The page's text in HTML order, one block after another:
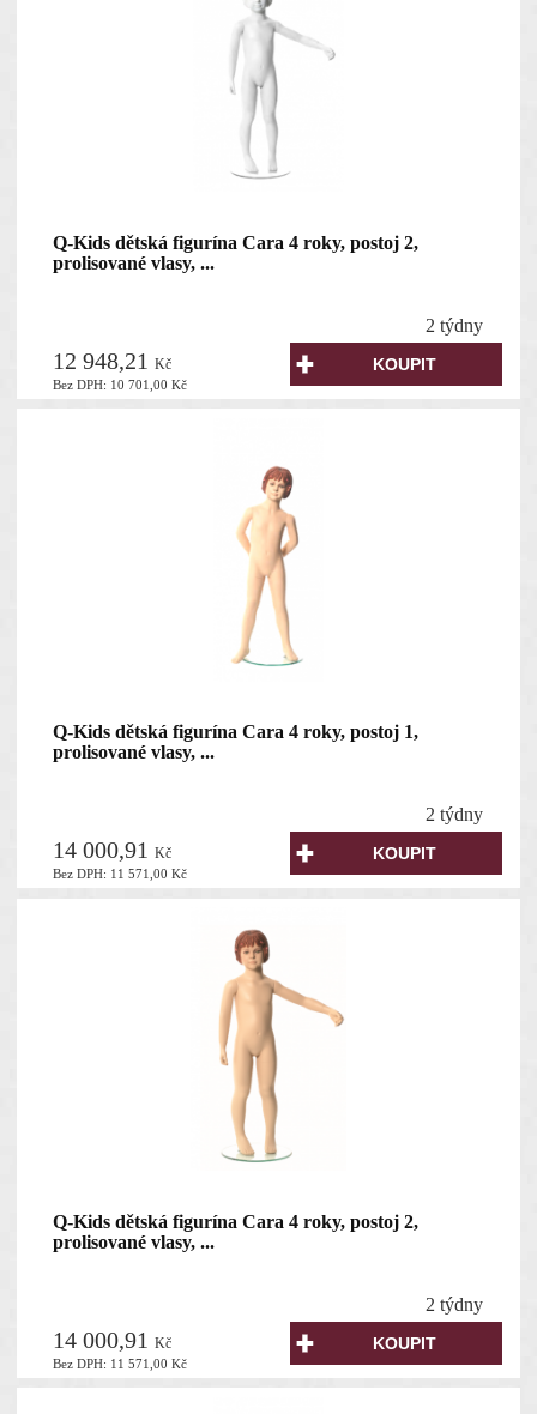
Q-Kids dětská figurína Cara 4 roky, postoj 2,
prolisované vlasy, ...
2 týdny
Bez DPH: 10 701,00Kč
12 948,21Kč
Q-Kids dětská figurína Cara 4 roky, postoj 1,
prolisované vlasy, ...
2 týdny
Bez DPH: 11 571,00Kč
14 000,91Kč
Q-Kids dětská figurína Cara 4 roky, postoj 2,
prolisované vlasy, ...
2 týdny
Bez DPH: 11 571,00Kč
14 000,91Kč